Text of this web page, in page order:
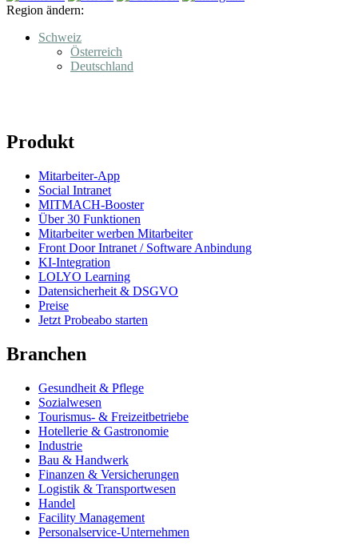
Region ändern:
Schweiz
Österreich
Deutschland
Produkt
Mitarbeiter-App
Social Intranet
MITMACH-Booster
Über 30 Funktionen
Mitarbeiter werben Mitarbeiter
Front Door Intranet / Software Anbindung
KI-Integration
LOLYO Learning
Datensicherheit & DSGVO
Preise
Jetzt Probeabo starten
Branchen
Gesundheit & Pflege
Sozialwesen
Tourismus- & Freizeitbetriebe
Hotellerie & Gastronomie
Industrie
Bau & Handwerk
Finanzen & Versicherungen
Logistik & Transportwesen
Handel
Facility Management
Personalservice-Unternehmen